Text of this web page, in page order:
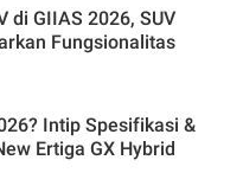
di GIIAS 2026, SUV
Fungsionalitas
Intip Spesifikasi &
Ertiga GX Hybrid